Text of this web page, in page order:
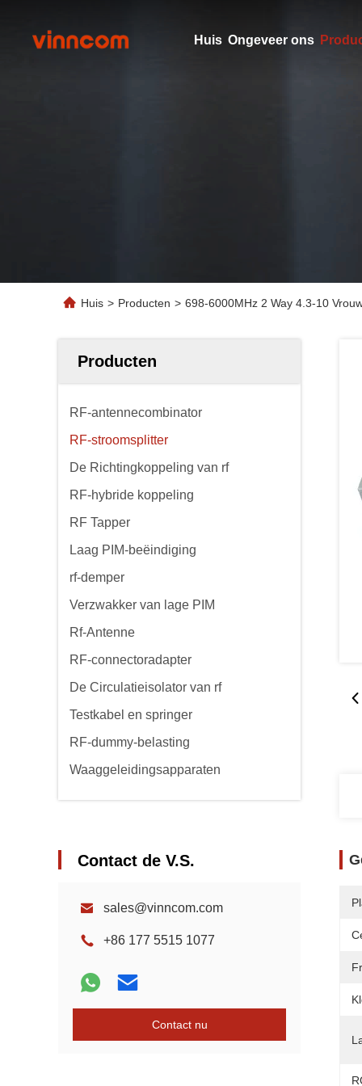
Huis Ongeveer ons
Huis > Producten > 698-6000MHz 2 Way 4.3-10
Producten
RF-antennecombinator
RF-stroomsplitter
De Richtingkoppeling van rf
RF-hybride koppeling
RF Tapper
Laag PIM-beëindiging
rf-demper
Verzwakker van lage PIM
Rf-Antenne
RF-connectoradapter
De Circulatieisolator van rf
Testkabel en springer
RF-dummy-belasting
Waaggeleidingsapparaten
Contact de V.S.
sales@vinncom.com
+86 177 5515 1077
Contact nu